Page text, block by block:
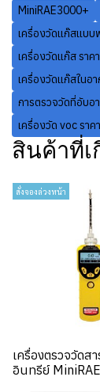
MiniRAE3000+
เครื่องวัดแก๊สแบบ
เครื่องวัดแก๊ส ราคา
เครื่องวัดแก๊สในอ
การตรวจวัดที่อับอ
เครื่องวัด voc ราคา
สินค้าที่เ
สั่งจองล่วงหน้า
เครื่องตรวจวัดสา
อินทรีย์